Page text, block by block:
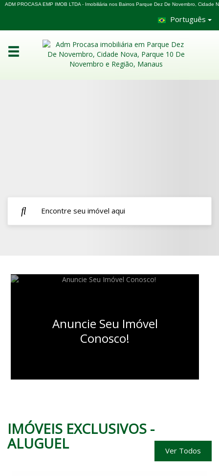
ADM PROCASA EMP IMOB LTDA - Imobiliária nos Bairros Parque Dez De Novembro,
Português
Anuncie Seu Imóvel
Conosco!
IMÓVEIS EXCLUSIVOS -
ALUGUEL Ver Todos